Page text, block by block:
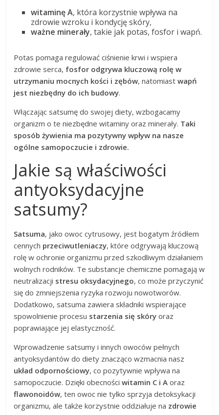
witaminę A, która korzystnie wpływa na
zdrowie wzroku i kondycję skóry,
ważne minerały, takie jak potas, fosfor i wapń.
Potas pomaga regulować ciśnienie krwi i wspiera
zdrowie serca, fosfor odgrywa kluczową rolę w
utrzymaniu mocnych kości i zębów, natomiastwapń
jest niezbędny do ich budowy.
Włączając satsumę do swojej diety, wzbogacamy
organizm o te niezbędne witaminy oraz minerały. Taki
sposób żywienia ma pozytywny wpływ na nasze
ogólne samopoczucie i zdrowie.
Jakie są właściwości
antyoksydacyjne
satsumy?
Satsuma, jako owoc cytrusowy, jest bogatym źródłem
cennych przeciwutleniaczy, które odgrywają kluczową
rolę w ochronie organizmu przed szkodliwym działaniem
wolnych rodników. Te substancje chemiczne pomagają w
neutralizacji stresu oksydacyjnego, co może przyczynić
się do zmniejszenia ryzyka rozwoju nowotworów.
Dodatkowo, satsuma zawiera składniki wspierające
spowolnienie procesu starzenia się skóry oraz
poprawiające jej elastyczność.
Wprowadzenie satsumy i innych owoców pełnych
antyoksydantów do diety znacząco wzmacnia nasz
układ odpornościowy, co pozytywnie wpływa na
samopoczucie. Dzięki obecnościwitamin C i A oraz
flawonoidów, ten owoc nie tylko sprzyja detoksykacji
organizmu, ale także korzystnie oddziałuje na zdrowie